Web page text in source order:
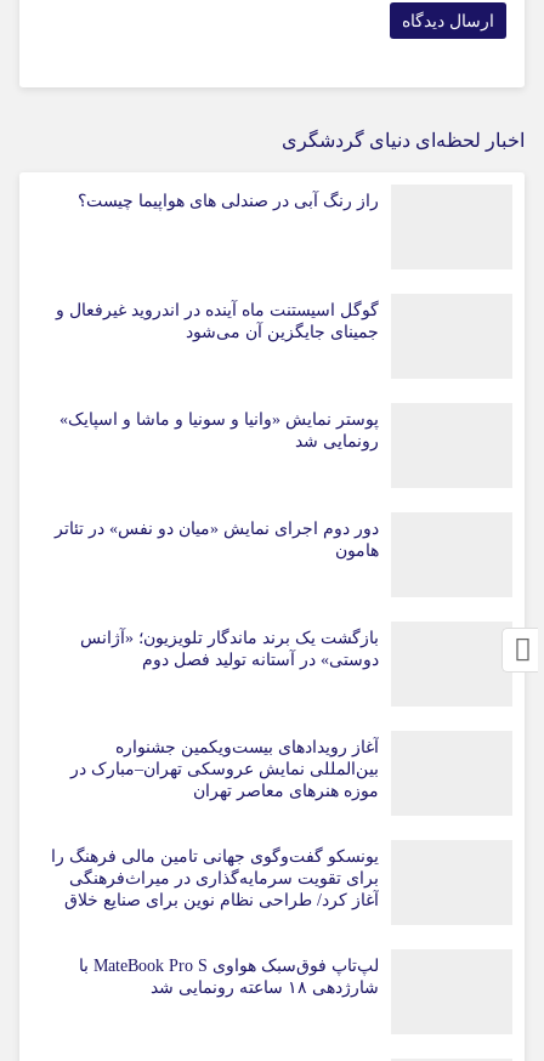
اخبار لحظه‌ای دنیای گردشگری
راز رنگ آبی در صندلی های هواپیما چیست؟
گوگل اسیستنت ماه آینده در اندروید غیرفعال و
جمینای جایگزین آن می‌شود
پوستر نمایش «وانیا و سونیا و ماشا و اسپایک»
رونمایی شد
دور دوم اجرای نمایش «میان دو نفس» در تئاتر
هامون
بازگشت یک برند ماندگار تلویزیون؛ «آژانس
دوستی» در آستانه تولید فصل دوم
آغاز رویدادهای بیست‌ویکمین جشنواره
بین‌المللی نمایش عروسکی تهران–مبارک در
موزه هنرهای معاصر تهران
یونسکو گفت‌وگوی جهانی تامین مالی فرهنگ را
برای تقویت سرمایه‌گذاری در میراث‌فرهنگی
آغاز کرد/ طراحی نظام نوین برای صنایع خلاق
لپ‌تاپ فوق‌سبک هواوی MateBook Pro S با
شارژدهی ۱۸ ساعته رونمایی شد